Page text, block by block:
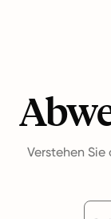
Verstehen